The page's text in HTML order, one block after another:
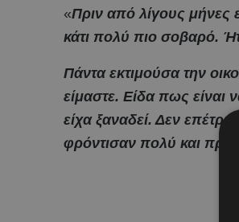
«Πριν από λίγους μήνες
κάτι πολύ πιο σοβαρό.
Πάντα εκτιμούσα την
είμαστε. Είδα πως
είχα ξαναδεί. Δεν
φρόντισαν πολύ και